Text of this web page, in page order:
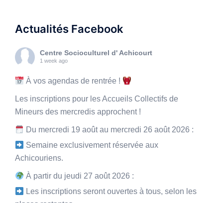
Actualités Facebook
Centre Socioculturel d' Achicourt
1 week ago
À vos agendas de rentrée !
Les inscriptions pour les Accueils Collectifs de
Mineurs des mercredis approchent !
Du mercredi 19 août au mercredi 26 août 2026 :
Semaine exclusivement réservée aux
Achicouriens.
À partir du jeudi 27 août 2026 :
Les inscriptions seront ouvertes à tous, selon les